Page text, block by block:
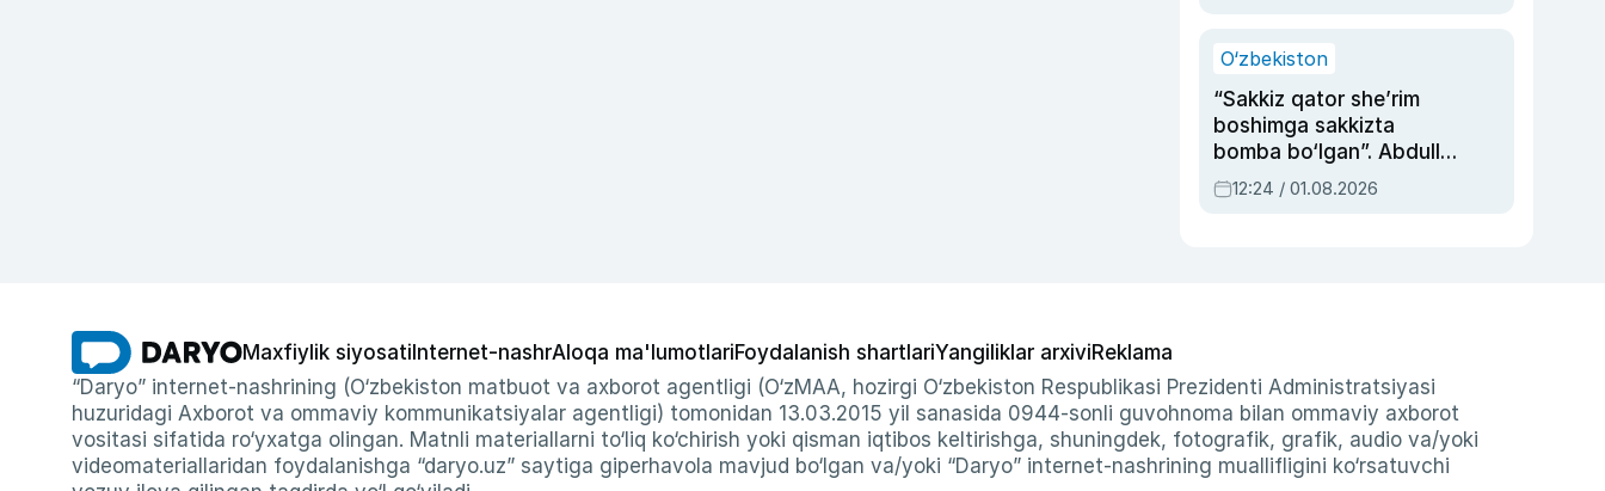
O‘zbekiston
“Sakkiz qator she’rim
boshimga sakkizta
bomba bo‘lgan”. Abdulla
Oripovni siyosiy
ayblovlardan asrab
12:24 / 01.08.2026
Maxfiylik siyosati Internet-nashrAloqa ma'lumotlariFoydalanish shartlariYangiliklar arxiviReklama
“Daryo” internet-nashrining (O‘zbekiston matbuot va axborot agentligi (O‘zMAA, hozirgi O‘zbekiston Respublikasi Prezidenti Administratsiyasi
huzuridagi Axborot va ommaviy kommunikatsiyalar agentligi) tomonidan 13.03.2015 yil sanasida 0944-sonli guvohnoma bilan ommaviy axborot
vositasi sifatida ro‘yxatga olingan. Matnli materiallarni to‘liq ko‘chirish yoki qisman iqtibos keltirishga, shuningdek, fotografik, grafik, audio va/yoki
videomateriallaridan foydalanishga “daryo.uz” saytiga giperhavola mavjud bo‘lgan va/yoki “Daryo” internet-nashrining muallifligini ko‘rsatuvchi